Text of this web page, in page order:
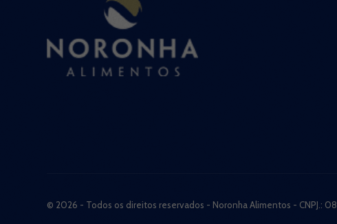
© 2026 - Todos os direitos reservados - Noronha Alimentos - CNPJ.: